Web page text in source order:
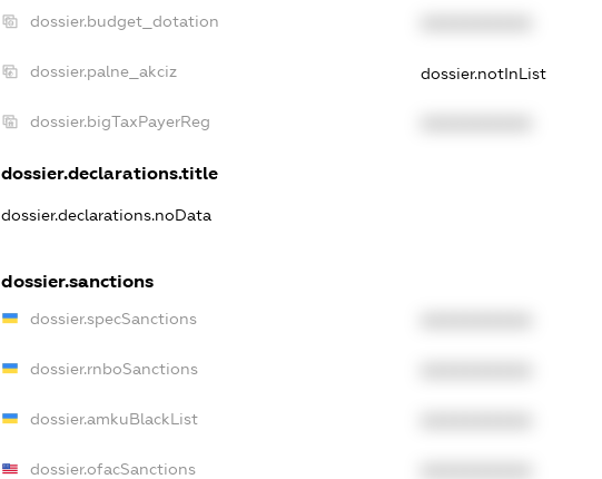
dossier.budget_dotation
dossier.palne_akciz dossier.notInList
dossier.bigTaxPayerReg
dossier.declarations.title
dossier.declarations.noData
dossier.sanctions
dossier.specSanctions
dossier.rnboSanctions
dossier.amkuBlackList
dossier.ofacSanctions